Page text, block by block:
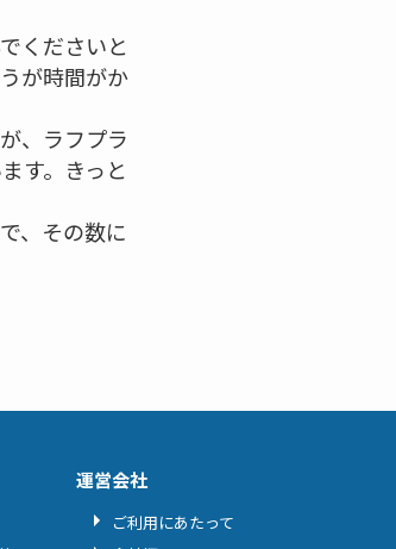
くださいと
が時間がか
、ラフプラ
す。きっと
、その数に
運営会社
ご利用にあたって